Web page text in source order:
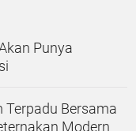
Punya
Bersama
Modern